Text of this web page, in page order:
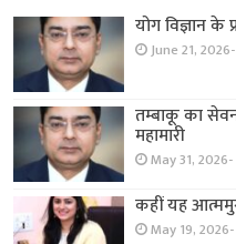
योग विज्ञान
June 21,
तम्बाकू का
महामारी
May 31, 2026-
कहीं यह
May 19,